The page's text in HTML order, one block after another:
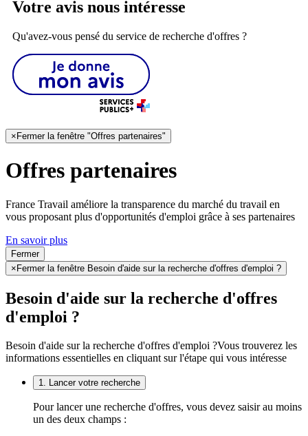
Votre avis nous intéresse
Qu'avez-vous pensé du service de recherche d'offres ?
× Fermer la fenêtre "Offres partenaires"
Offres partenaires
France Travail améliore la transparence du marché du travail en
vous proposant plus d'opportunités d'emploi grâce à ses partenaires
En savoir plus
Fermer
×Fermer la fenêtre Besoin d'aide sur la recherche d'offres d'emploi ?
Besoin d'aide sur la recherche d'offres
d'emploi ?
Besoin d'aide sur la recherche d'offres d'emploi ?Vous trouverez les
informations essentielles en cliquant sur l'étape qui vous intéresse
1. Lancer votre recherche
Pour lancer une recherche d'offres, vous devez saisir au moins
un des deux champs :